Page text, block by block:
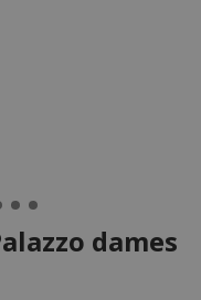
dames